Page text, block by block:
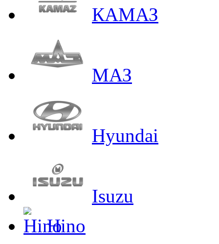
КАМАЗ
МАЗ
Hyundai
Isuzu
Hino